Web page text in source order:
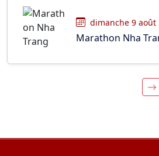
dimanche 9 août
Marathon Nha